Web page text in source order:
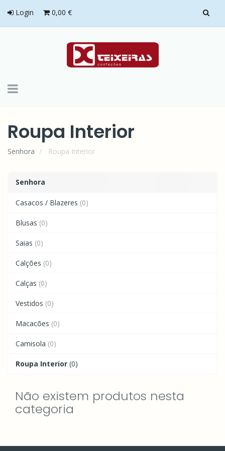
Login 0,00 €
Toggle
Roupa Interior
Senhora Roupa Interior
Senhora
Casacos / Blazeres (0)
Blusas (0)
Saias (0)
Calções (0)
Calças (0)
Vestidos (0)
Macacões (0)
Camisola (0)
Roupa Interior (0)
Não existem produtos nesta
categoria